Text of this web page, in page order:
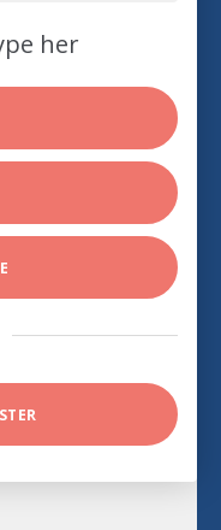
her